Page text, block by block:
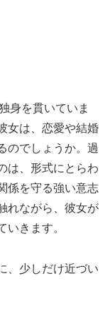
身を貫いていま
女は、恋愛や結婚
のでしょうか。過
は、形式にとらわ
係を守る強い意志
れながら、彼女が
いきます。
、少しだけ近づい